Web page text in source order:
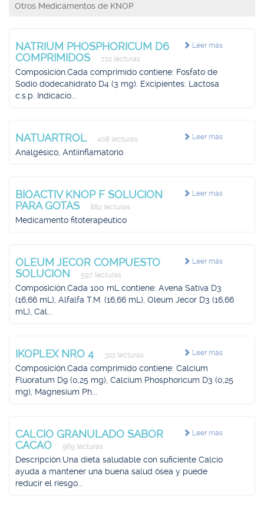
Otros Medicamentos de KNOP
Leer más
NATRIUM PHOSPHORICUM D6
COMPRIMIDOS
722 lecturas
Composición.Cada comprimido contiene: Fosfato de
Sodio dodecahidrato D4 (3 mg). Excipientes: Lactosa
c.s.p. Indicacio...
Leer más
NATUARTROL 408 lecturas
Analgésico, Antiinflamatorio
Leer más
BIOACTIV KNOP F SOLUCION
PARA GOTAS
882 lecturas
Medicamento fitoterapéutico
Leer más
OLEUM JECOR COMPUESTO
SOLUCION
597 lecturas
Composición.Cada 100 mL contiene: Avena Sativa D3
(16,66 mL), Alfalfa T.M. (16,66 mL), Oleum Jecor D3 (16,66
mL), Cal...
Leer más
IKOPLEX NRO 4 302 lecturas
Composición.Cada comprimido contiene: Calcium
Fluoratum D9 (0,25 mg), Calcium Phosphoricum D3 (0,25
mg), Magnesium Ph...
Leer más
CALCIO GRANULADO SABOR
CACAO
969 lecturas
Descripción.Una dieta saludable con suficiente Calcio
ayuda a mantener una buena salud ósea y puede
reducir el riesgo...